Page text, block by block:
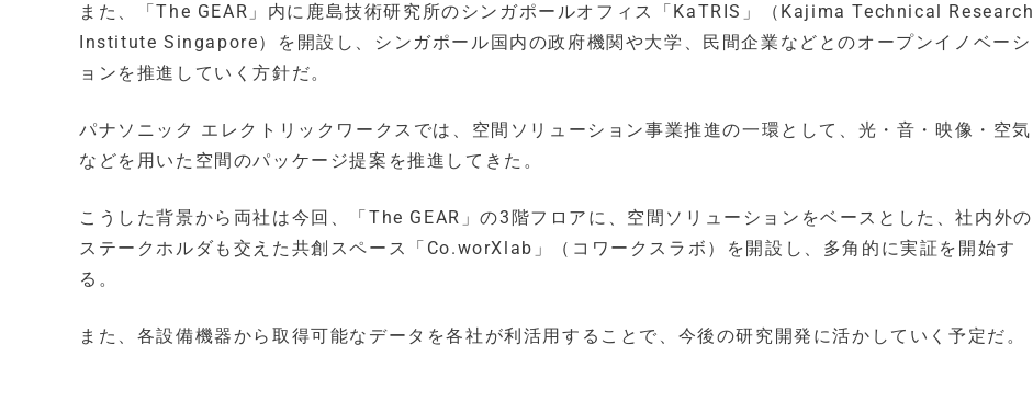
また、「The GEAR」内に鹿島技術研究所のシンガポールオフィス「KaTRIS」（Kajima Technical Research
Institute Singapore）を開設し、シンガポール国内の政府機関や大学、民間企業などとのオープンイノベーシ
ョンを推進していく方針だ。
パナソニック エレクトリックワークスでは、空間ソリューション事業推進の一環として、光・音・映像・空気
などを用いた空間のパッケージ提案を推進してきた。
こうした背景から両社は今回、「The GEAR」の3階フロアに、空間ソリューションをベースとした、社内外の
ステークホルダも交えた共創スペース「Co.worXlab」（コワークスラボ）を開設し、多角的に実証を開始す
る。
また、各設備機器から取得可能なデータを各社が利活用することで、今後の研究開発に活かしていく予定だ。